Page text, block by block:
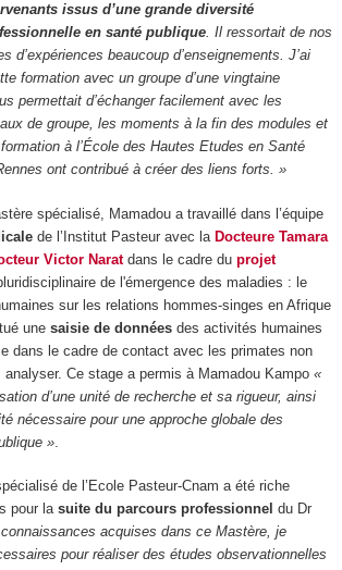
issus d’une grande diversité
en santé publique. Il ressortait de nos
d’expériences beaucoup d’enseignements. J’ai
formation avec un groupe d’une vingtaine
permettait d’échanger facilement avec les
de groupe, les moments à la fin des modules et
à l’École des Hautes Etudes en Santé
ont contribué à créer des liens forts. »
spécialisé, Mamadou a travaillé dans l’équipe
de l’Institut Pasteur avec la Docteure Tamara
Victor Naratdans le cadre du projet
de l'émergence des maladies : le
sur les relations hommes-singes en Afrique
une saisie de données des activités humaines
dans le cadre de contact avec les primates non
Ce stage a permis à Mamadou Kampo«
d’une unité de recherche et sa rigueur, ainsi
nécessaire pour une approche globale des
».
de l’Ecole Pasteur-Cnam a été riche
pour la suite du parcours professionnel du Dr
acquises dans ce Mastère, je
pour réaliser des études observationnelles